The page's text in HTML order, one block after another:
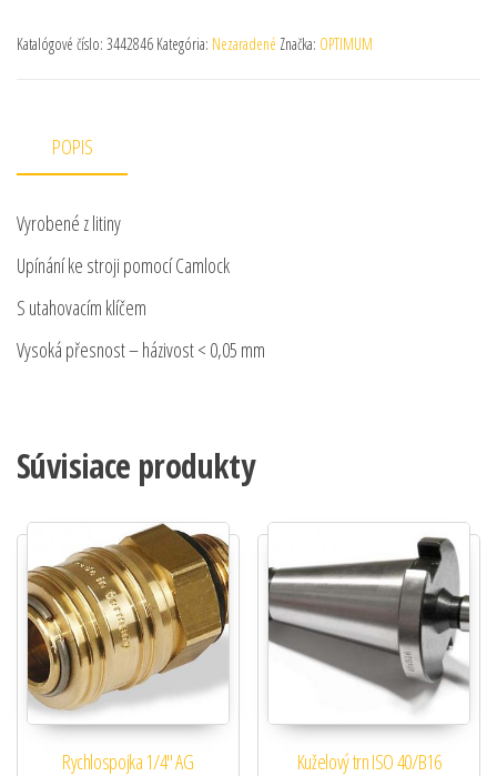
Katalógové číslo: 3442846 Kategória: Nezaradené Značka: OPTIMUM
POPIS
Vyrobené z litiny
Upínání ke stroji pomocí Camlock
S utahovacím klíčem
Vysoká přesnost – házivost < 0,05 mm
Súvisiace produkty
Rychlospojka 1/4″ AG Kuželový trn ISO 40/B16